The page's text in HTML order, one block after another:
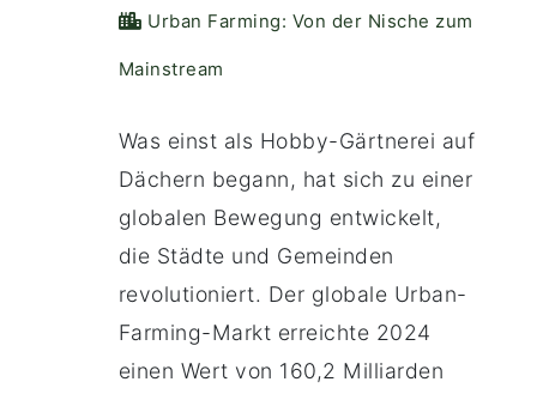
️ Urban Farming: Von der Nische zum
Mainstream
Was einst als Hobby-Gärtnerei auf
Dächern begann, hat sich zu einer
globalen Bewegung entwickelt,
die Städte und Gemeinden
revolutioniert. Der globale Urban-
Farming-Markt erreichte 2024
einen Wert von 160,2 Milliarden